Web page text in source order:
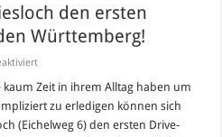
den ersten
Württemberg!
für
eröffnet
Wiesloch
den
ersten
Zeit in ihrem Alltag haben um
zu erledigen können sich
(Eichelweg 6) den ersten Drive-